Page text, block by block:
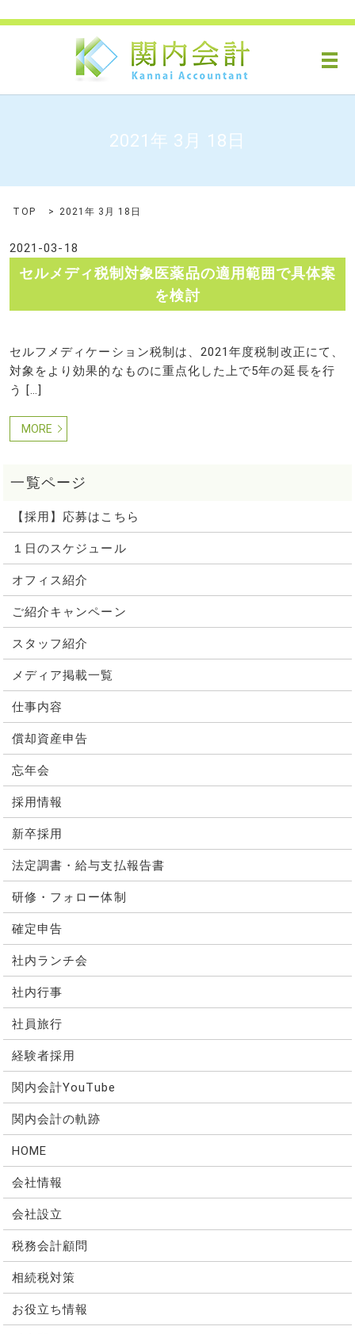
メ
2021年 3月 18日
TOP 2021年 3月 18日
2021-03-18
セルメディ税制対象医薬品の適用範囲で具体案
を検討
セルフメディケーション税制は、2021年度税制改正にて、
対象をより効果的なものに重点化した上で5年の延長を行
う […]
MORE
【採用】応募はこちら
１日のスケジュール
オフィス紹介
ご紹介キャンペーン
スタッフ紹介
メディア掲載一覧
仕事内容
償却資産申告
忘年会
採用情報
新卒採用
法定調書・給与支払報告書
研修・フォロー体制
確定申告
社内ランチ会
社内行事
社員旅行
経験者採用
関内会計YouTube
関内会計の軌跡
HOME
会社情報
会社設立
税務会計顧問
相続税対策
お役立ち情報